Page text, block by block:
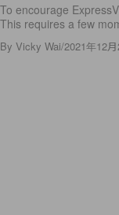
To encourage
This requires a few
By Vicky Wai/2021年12